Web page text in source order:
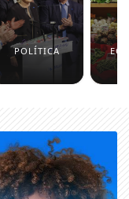
POLÍTICA